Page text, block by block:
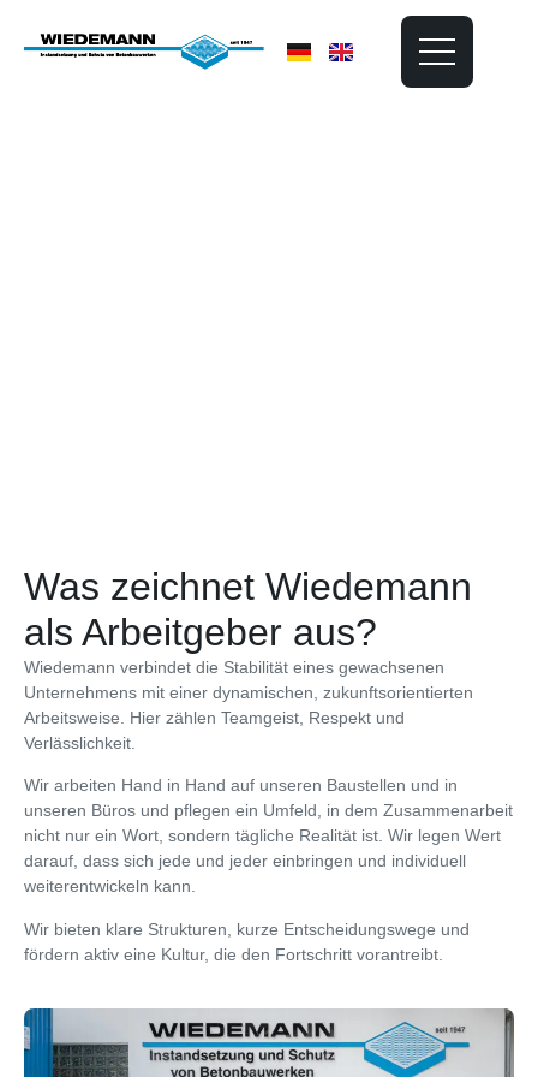
Was zeichnet Wiedemann
als Arbeitgeber aus?
Wiedemann verbindet die Stabilität eines gewachsenen
Unternehmens mit einer dynamischen, zukunftsorientierten
Arbeitsweise. Hier zählen Teamgeist, Respekt und
Verlässlichkeit.
Wir arbeiten Hand in Hand auf unseren Baustellen und in
unseren Büros und pflegen ein Umfeld, in dem Zusammenarbeit
nicht nur ein Wort, sondern tägliche Realität ist. Wir legen Wert
darauf, dass sich jede und jeder einbringen und individuell
weiterentwickeln kann.
Wir bieten klare Strukturen, kurze Entscheidungswege und
fördern aktiv eine Kultur, die den Fortschritt vorantreibt.